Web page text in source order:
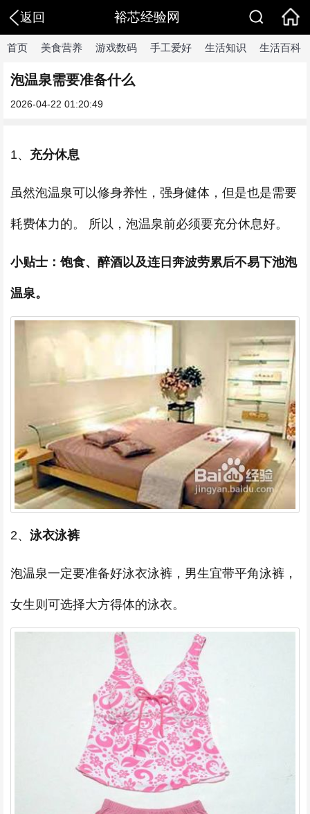
返回 裕芯经验网
首页 美食营养 游戏数码 手工爱好 生活知识 生活百科
泡温泉需要准备什么
2026-04-22 01:20:49
1、 充分休息
虽然泡温泉可以修身养性，强身健体，但是也是需要
耗费体力的。 所以，泡温泉前必须要充分休息好。
小贴士：饱食、醉酒以及连日奔波劳累后不易下池泡
温泉。
2、 泳衣泳裤
泡温泉一定要准备好泳衣泳裤，男生宜带平角泳裤，
女生则可选择大方得体的泳衣。